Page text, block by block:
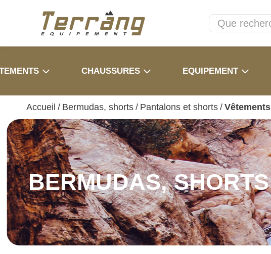
CHAUSSURES EQUIPEMENT
Accueil / Bermudas, shorts / Pantalons et shorts / Vêtements
BERMUDAS, SHORTS